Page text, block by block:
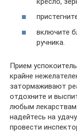
включите
ручника.
Прием
крайне
затормаживают
отдохните и
любым
надейтесь на
провести